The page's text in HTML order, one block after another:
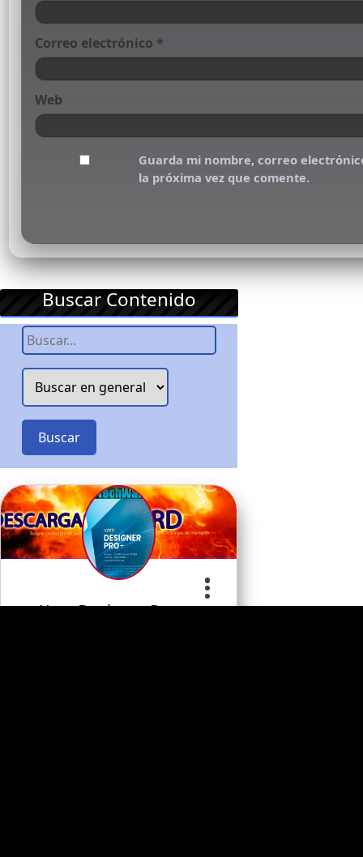
Correo electrónico *
Web
Guarda mi nombre, correo
la próxima vez que comente.
Buscar Contenido
Buscar
Xara Designer Pro+…